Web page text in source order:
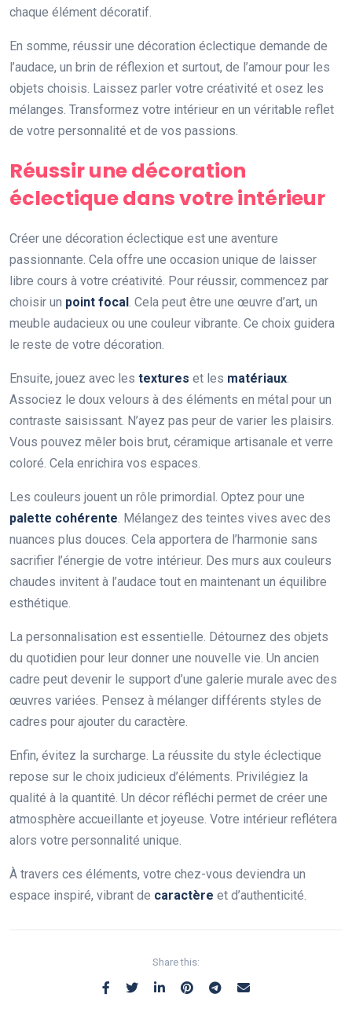
chaque élément décoratif.
En somme, réussir une décoration éclectique demande de
l’audace, un brin de réflexion et surtout, de l’amour pour les
objets choisis. Laissez parler votre créativité et osez les
mélanges. Transformez votre intérieur en un véritable reflet
de votre personnalité et de vos passions.
Réussir une décoration
éclectique dans votre intérieur
Créer une décoration éclectique est une aventure
passionnante. Cela offre une occasion unique de laisser
libre cours à votre créativité. Pour réussir, commencez par
choisir un point focal . Cela peut être une œuvre d’art, un
meuble audacieux ou une couleur vibrante. Ce choix guidera
le reste de votre décoration.
Ensuite, jouez avec les textures et les matériaux.
Associez le doux velours à des éléments en métal pour un
contraste saisissant. N’ayez pas peur de varier les plaisirs.
Vous pouvez mêler bois brut, céramique artisanale et verre
coloré. Cela enrichira vos espaces.
Les couleurs jouent un rôle primordial. Optez pour une
palette cohérente. Mélangez des teintes vives avec des
nuances plus douces. Cela apportera de l’harmonie sans
sacrifier l’énergie de votre intérieur. Des murs aux couleurs
chaudes invitent à l’audace tout en maintenant un équilibre
esthétique.
La personnalisation est essentielle. Détournez des objets
du quotidien pour leur donner une nouvelle vie. Un ancien
cadre peut devenir le support d’une galerie murale avec des
œuvres variées. Pensez à mélanger différents styles de
cadres pour ajouter du caractère.
Enfin, évitez la surcharge. La réussite du style éclectique
repose sur le choix judicieux d’éléments. Privilégiez la
qualité à la quantité. Un décor réfléchi permet de créer une
atmosphère accueillante et joyeuse. Votre intérieur reflétera
alors votre personnalité unique.
À travers ces éléments, votre chez-vous deviendra un
espace inspiré, vibrant de caractère et d’authenticité.
Share this: